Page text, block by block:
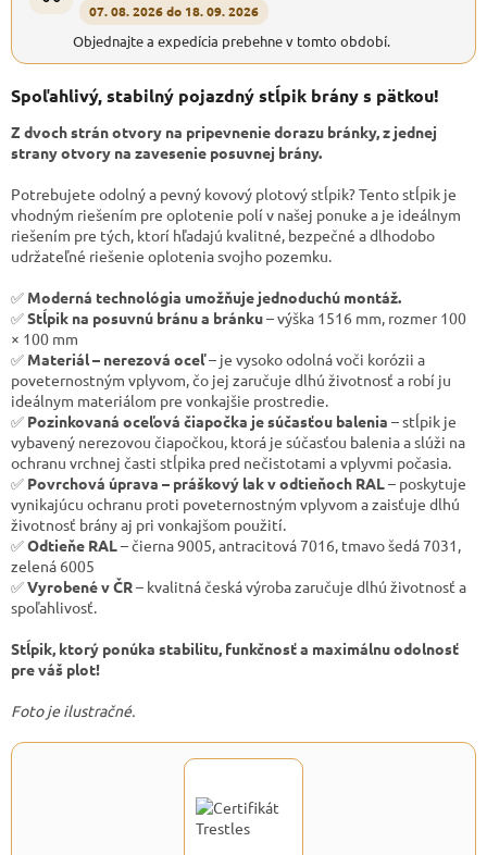
07. 08. 2026 do 18. 09. 2026
Objednajte a expedícia prebehne v tomto období.
Spoľahlivý, stabilný pojazdný stĺpik brány s pätkou!
Z dvoch strán otvory na pripevnenie dorazu bránky, z jednej
strany otvory na zavesenie posuvnej brány.
Potrebujete odolný a pevný kovový plotový stĺpik? Tento stĺpik je
vhodným riešením pre oplotenie polí v našej ponuke a je ideálnym
riešením pre tých, ktorí hľadajú kvalitné, bezpečné a dlhodobo
udržateľné riešenie oplotenia svojho pozemku.
✅ Moderná technológia umožňuje jednoduchú montáž.
✅Stĺpik na posuvnú bránu a bránku– výška 1516 mm, rozmer 100
× 100 mm
✅ Materiál – nerezová oceľ– je vysoko odolná voči korózii a
poveternostným vplyvom, čo jej zaručuje dlhú životnosť a robí ju
ideálnym materiálom pre vonkajšie prostredie.
✅ Pozinkovaná oceľová čiapočka je súčasťou balenia – stĺpik je
vybavený nerezovou čiapočkou, ktorá je súčasťou balenia a slúži na
ochranu vrchnej časti stĺpika pred nečistotami a vplyvmi počasia.
✅ Povrchová úprava – práškový lak v odtieňoch RAL – poskytuje
vynikajúcu ochranu proti poveternostným vplyvom a zaisťuje dlhú
životnosť brány aj pri vonkajšom použití.
✅Odtieňe RAL – čierna 9005, antracitová 7016, tmavo šedá 7031,
zelená 6005
✅Vyrobené v ČR– kvalitná česká výroba zaručuje dlhú životnosť a
spoľahlivosť.
Stĺpik, ktorý ponúka stabilitu, funkčnosť a maximálnu odolnosť
pre váš plot!
Foto je ilustračné.